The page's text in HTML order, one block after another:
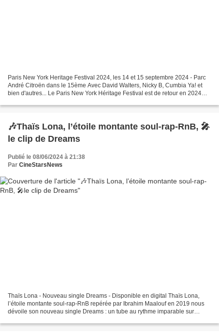
Paris New York Heritage Festival 2024, les 14 et 15 septembre 2024 - Parc
André Citroën dans le 15ème Avec David Walters, Nicky B, Cumbia Ya! et
bien d'autres... Le Paris New York Héritage Festival est de retour en 2024
🎶Thaïs Lona, l’étoile montante soul-rap-RnB, 🎤
le clip de Dreams
Publié le 08/06/2024 à 21:38
Par CineStarsNews
Thaïs Lona - Nouveau single Dreams - Disponible en digital Thaïs Lona,
l’étoile montante soul-rap-RnB repérée par Ibrahim Maalouf en 2019 nous
dévoile son nouveau single Dreams : un tube au rythme imparable sur